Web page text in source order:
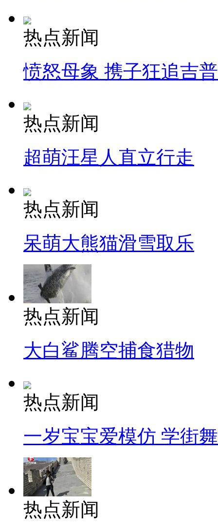
热点新闻
愤怒母象 携子狂追吉
热点新闻
超萌汪星人直立行走
热点新闻
呆萌大熊猫滑雪取乐
热点新闻
大白鲨腾空捕食猎物
热点新闻
一岁宝宝爱模仿 学街
热点新闻